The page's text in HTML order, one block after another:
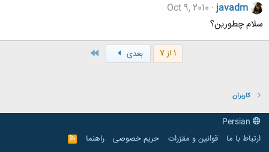
javadm
Oct 9, 2010
سلام چطورین؟
1 از 7 بعدی
کاربران
ارتباط با ما
قوانین و مقرّرات حریم خصوصی راهنما
R
S